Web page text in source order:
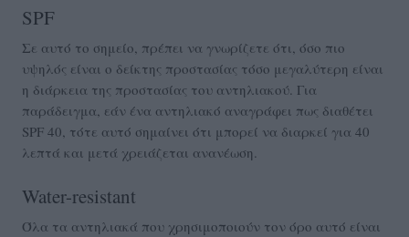
SPF
Σε αυτό το σημείο, πρέπει να γνωρίζετε ότι, όσο πιο
υψηλός είναι ο δείκτης προστασίας τόσο μεγαλύτερη είναι
η διάρκεια της προστασίας του αντηλιακού. Για
παράδειγμα, εάν ένα αντηλιακό αναγράφει πως διαθέτει
SPF 40, τότε αυτό σημαίνει ότι μπορεί να διαρκεί για 40
λεπτά και μετά χρειάζεται ανανέωση.
Water-resistant
Όλα τα αντηλιακά που χρησιμοποιούν τον όρο αυτό είναι